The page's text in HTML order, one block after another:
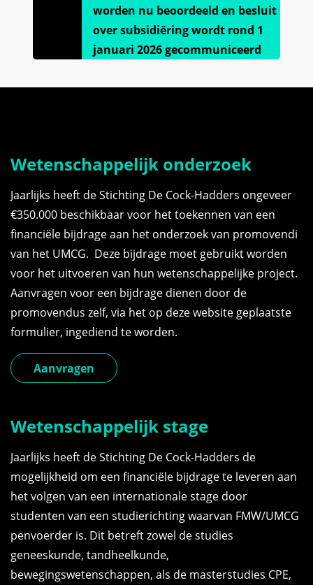
worden nu beoordeeld en besluit
over subsidiëring wordt rond 1
januari 2026 gecommuniceerd
Wetenschappelijk onderzoek
Jaarlijks heeft de Stichting De Cock-Hadders ongeveer
€350.000 beschikbaar voor het toekennen van een
financiële bijdrage aan het onderzoek van promovendi
van het UMCG. Deze bijdrage moet gebruikt worden
voor het uitvoeren van hun wetenschappelijke project.
Aanvragen voor een bijdrage dienen door de
promovendus zelf, via het op deze website geplaatste
formulier, ingediend te worden.
Aanvragen
Wetenschappelijk stage
Jaarlijks heeft de Stichting De Cock-Hadders de
mogelijkheid om een financiële bijdrage te leveren aan
het volgen van een internationale stage door
studenten van een studierichting waarvan FMW/UMCG
penvoerder is. Dit betreft zowel de studies
geneeskunde, tandheelkunde,
bewegingswetenschappen, als de masterstudies CPE,